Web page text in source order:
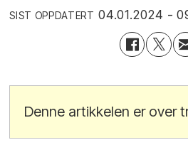
SIST OPPDATERT 04.01.2024 -
Denne artikkelen er over